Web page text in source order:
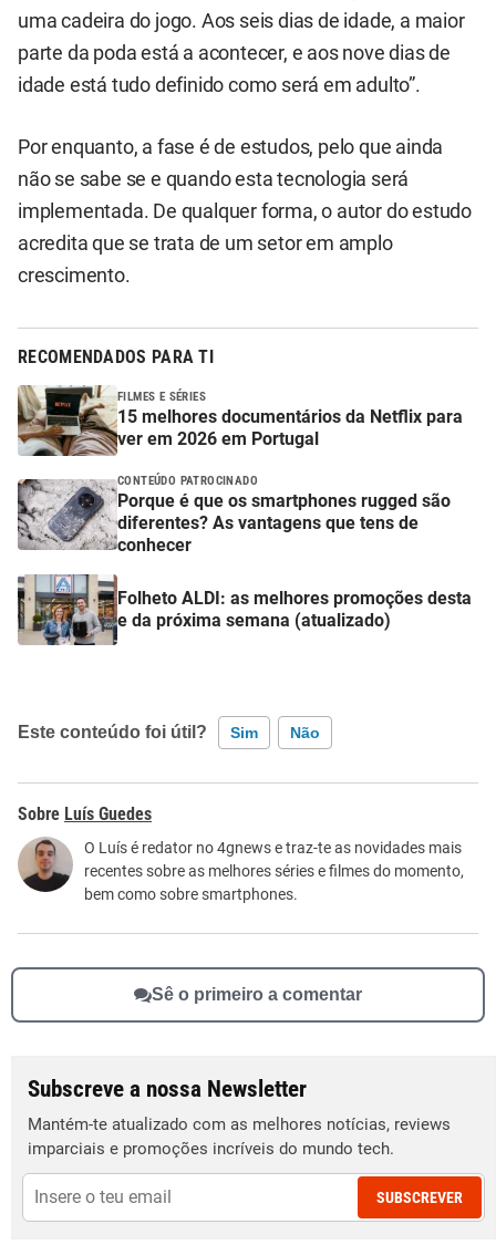
uma cadeira do jogo. Aos seis dias de idade, a maior
parte da poda está a acontecer, e aos nove dias de
idade está tudo definido como será em adulto”.
Por enquanto, a fase é de estudos, pelo que ainda
não se sabe se e quando esta tecnologia será
implementada. De qualquer forma, o autor do estudo
acredita que se trata de um setor em amplo
crescimento.
RECOMENDADOS PARA TI
FILMES E SÉRIES
15 melhores documentários da Netflix para
ver em 2026 em Portugal
CONTEÚDO PATROCINADO
Porque é que os smartphones rugged são
diferentes? As vantagens que tens de
conhecer
Folheto ALDI: as melhores promoções desta
e da próxima semana (atualizado)
Este conteúdo foi útil? Sim Não
Este conteúdo contém informação incorreta
Este conteúdo não tem a informação que procuro
Outro
Luís Guedes
O Luís é redator no 4gnews e traz-te as novidades mais
recentes sobre as melhores séries e filmes do momento,
bem como sobre smartphones.
Sê o primeiro a comentar
Subscreve a nossa Newsletter
Mantém-te atualizado com as melhores notícias, reviews
imparciais e promoções incríveis do mundo tech.
SUBSCREVER